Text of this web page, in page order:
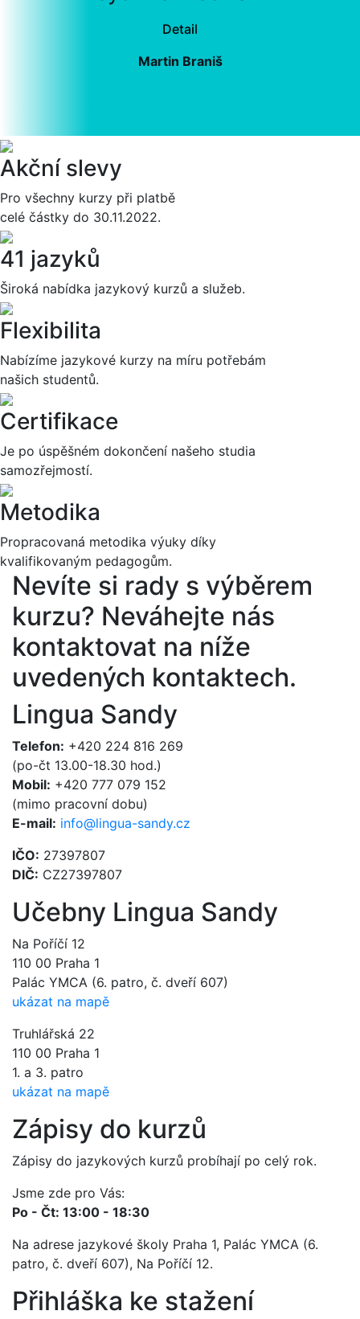
Detail
Martin Braniš
Akční slevy
Pro všechny kurzy při platbě
celé částky do 30.11.2022.
41 jazyků
Široká nabídka jazykový kurzů a služeb.
Flexibilita
Nabízíme jazykové kurzy na míru potřebám
našich studentů.
Certifikace
Je po úspěšném dokončení našeho studia
samozřejmostí.
Metodika
Propracovaná metodika výuky díky
kvalifikovaným pedagogům.
Nevíte si rady s výběrem
kurzu? Neváhejte nás
kontaktovat na níže
uvedených kontaktech.
Lingua Sandy
Telefon: +420 224 816 269
(po-čt 13.00-18.30 hod.)
Mobil: +420 777 079 152
(mimo pracovní dobu)
E-mail: info@lingua-sandy.cz
IČO: 27397807
DIČ: CZ27397807
Učebny Lingua Sandy
Na Poříčí 12
110 00 Praha 1
Palác YMCA (6. patro, č. dveří 607)
ukázat na mapě
Truhlářská 22
110 00 Praha 1
1. a 3. patro
ukázat na mapě
Zápisy do kurzů
Zápisy do jazykových kurzů probíhají po celý rok.
Jsme zde pro Vás:
Po - Čt: 13:00 - 18:30
Na adrese jazykové školy Praha 1, Palác YMCA (6.
patro, č. dveří 607), Na Poříčí 12.
Přihláška ke stažení